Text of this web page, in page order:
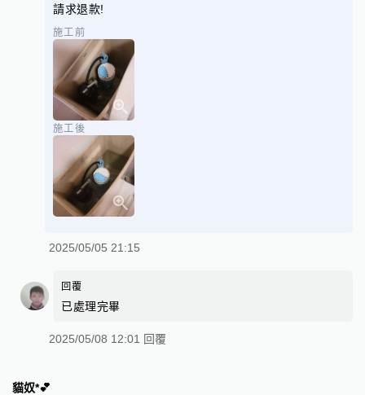
請求退款!
施工前
施工後
2025/05/05 21:15
回覆
已處理完畢
2025/05/08 12:01 回覆
貓奴*💕